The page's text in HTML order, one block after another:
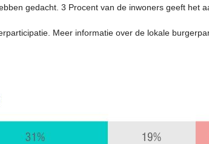
gedacht. 3 Procent van de inwoners geeft het
Meer informatie over de lokale